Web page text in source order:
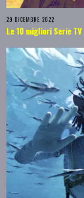
29 DICEMBRE 2022
Le 10 migliori Serie